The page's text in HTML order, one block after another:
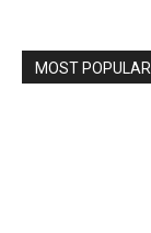
MOST POPULAR